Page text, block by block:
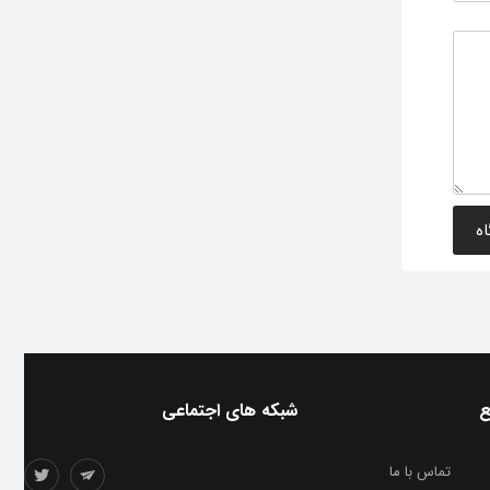
شبکه های اجتماعی
تماس با ما